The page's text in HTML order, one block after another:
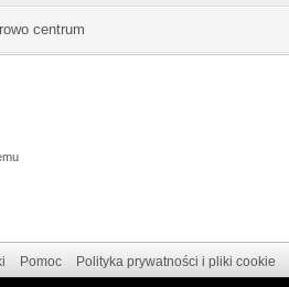
centrum
Pomoc Polityka prywatności i pliki cookie